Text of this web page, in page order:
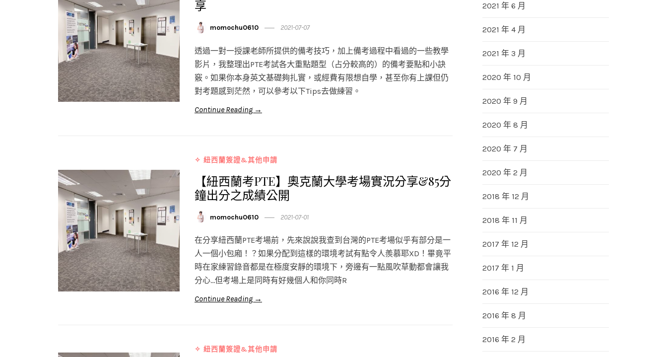
享
momochu0610 2021-07-07
透過一對一授課老師所提供的備考技巧，加上備考過程中看過的一些教學
影片，我整理出PTE考試各大重點題型（占分較高的）的備考要點和小訣
竅。如果你本身英文基礎夠扎實，或經費有限想自學，甚至你有上課但仍
對考題感到茫然，可以參考以下Tips去做練習。
Continue Reading →
✧ 紐西蘭簽證&其他申請
【紐西蘭考PTE】奧克蘭大學考場實況分享&85分
鐘出分之成績公開
momochu0610 2021-07-01
在分享紐西蘭PTE考場前，先來說說我查到台灣的PTE考場似乎有部分是一
人一個小包廂！？如果分配到這樣的環境考試有點令人羨慕耶XD！畢竟平
時在家練習錄音都是在極度安靜的環境下，旁邊有一點風吹草動都會讓我
分心…但考場上是同時有好幾個人和你同時R
Continue Reading →
✧ 紐西蘭簽證&其他申請
2021 年 6 月
2021 年 4 月
2021 年 3 月
2020 年 10 月
2020 年 9 月
2020 年 8 月
2020 年 7 月
2020 年 2 月
2018 年 12 月
2018 年 11 月
2017 年 12 月
2017 年 1 月
2016 年 12 月
2016 年 8 月
2016 年 2 月